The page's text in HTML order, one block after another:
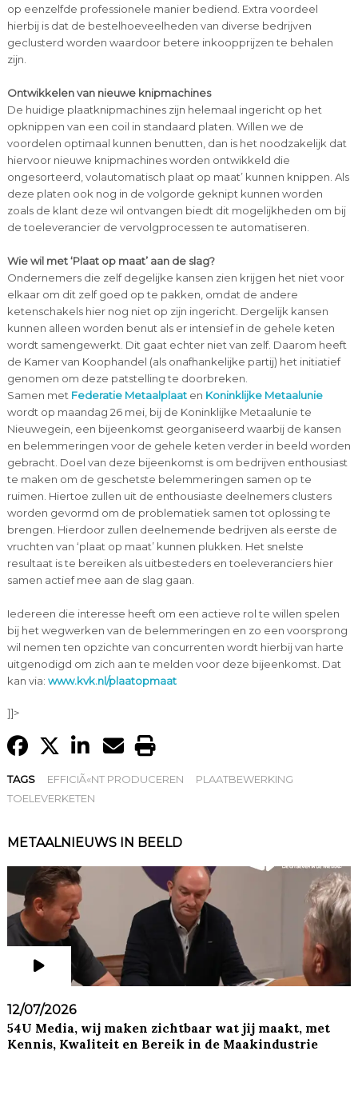
op eenzelfde professionele manier bediend. Extra voordeel
hierbij is dat de bestelhoeveelheden van diverse bedrijven
geclusterd worden waardoor betere inkoopprijzen te behalen
zijn.
Ontwikkelen van nieuwe knipmachines
De huidige plaatknipmachines zijn helemaal ingericht op het
opknippen van een coil in standaard platen. Willen we de
voordelen optimaal kunnen benutten, dan is het noodzakelijk dat
hiervoor nieuwe knipmachines worden ontwikkeld die
ongesorteerd, volautomatisch plaat op maat’ kunnen knippen. Als
deze platen ook nog in de volgorde geknipt kunnen worden
zoals de klant deze wil ontvangen biedt dit mogelijkheden om bij
de toeleverancier de vervolgprocessen te automatiseren.
Wie wil met ‘Plaat op maat’ aan de slag?
Ondernemers die zelf degelijke kansen zien krijgen het niet voor
elkaar om dit zelf goed op te pakken, omdat de andere
ketenschakels hier nog niet op zijn ingericht. Dergelijk kansen
kunnen alleen worden benut als er intensief in de gehele keten
wordt samengewerkt. Dit gaat echter niet van zelf. Daarom heeft
de Kamer van Koophandel (als onafhankelijke partij) het initiatief
genomen om deze patstelling te doorbreken.
Samen met Federatie Metaalplaaten Koninklijke Metaalunie
wordt op maandag 26 mei, bij de Koninklijke Metaalunie te
Nieuwegein, een bijeenkomst georganiseerd waarbij de kansen
en belemmeringen voor de gehele keten verder in beeld worden
gebracht. Doel van deze bijeenkomst is om bedrijven enthousiast
te maken om de geschetste belemmeringen samen op te
ruimen. Hiertoe zullen uit de enthousiaste deelnemers clusters
worden gevormd om de problematiek samen tot oplossing te
brengen. Hierdoor zullen deelnemende bedrijven als eerste de
vruchten van ‘plaat op maat’ kunnen plukken. Het snelste
resultaat is te bereiken als uitbesteders en toeleveranciers hier
samen actief mee aan de slag gaan.
Iedereen die interesse heeft om een actieve rol te willen spelen
bij het wegwerken van de belemmeringen en zo een voorsprong
wil nemen ten opzichte van concurrenten wordt hierbij van harte
uitgenodigd om zich aan te melden voor deze bijeenkomst. Dat
kan via: www.kvk.nl/plaatopmaat
]]>
TAGS EFFICIÃ«NT PRODUCEREN
PLAATBEWERKING
TOELEVERKETEN
METAALNIEUWS IN BEELD
12/07/2026
54U Media, wij maken zichtbaar wat jij maakt, met
Kennis, Kwaliteit en Bereik in de Maakindustrie